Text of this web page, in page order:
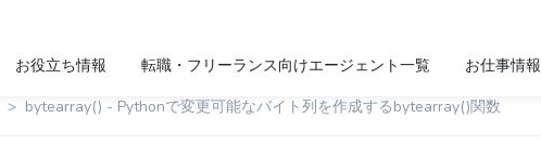
お役立ち情報 転職・フリーランス向けエージェント一覧 お仕事情報
bytearray() - Pythonで変更可能なバイト列を作成するbytearray()関数